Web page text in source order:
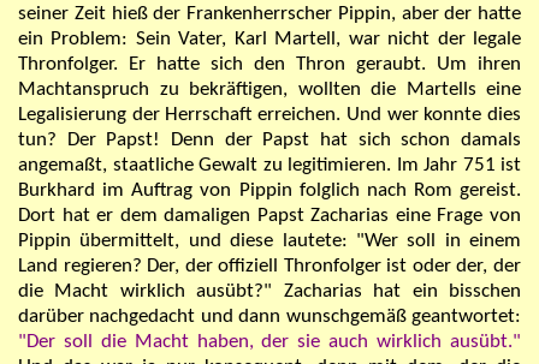
seiner Zeit hieß der Frankenherrscher Pippin, aber der hatte
ein Problem: Sein Vater, Karl Martell, war nicht der legale
Thronfolger. Er hatte sich den Thron geraubt. Um ihren
Machtanspruch zu bekräftigen, wollten die Martells eine
Legalisierung der Herrschaft erreichen. Und wer konnte dies
tun? Der Papst! Denn der Papst hat sich schon damals
angemaßt, staatliche Gewalt zu legitimieren. Im Jahr 751 ist
Burkhard im Auftrag von Pippin folglich nach Rom gereist.
Dort hat er dem damaligen Papst Zacharias eine Frage von
Pippin übermittelt, und diese lautete: "Wer soll in einem
Land regieren? Der, der offiziell Thronfolger ist oder der, der
die Macht wirklich ausübt?" Zacharias hat ein bisschen
darüber nachgedacht und dann wunschgemäß geantwortet:
"Der soll die Macht haben, der sie auch wirklich ausübt."